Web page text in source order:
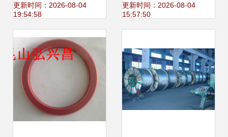
交电经营部提供专
业支持
更新时间：2026-08-04
19:54:58
位展示
更新时间：2026-08-04
15:57:50